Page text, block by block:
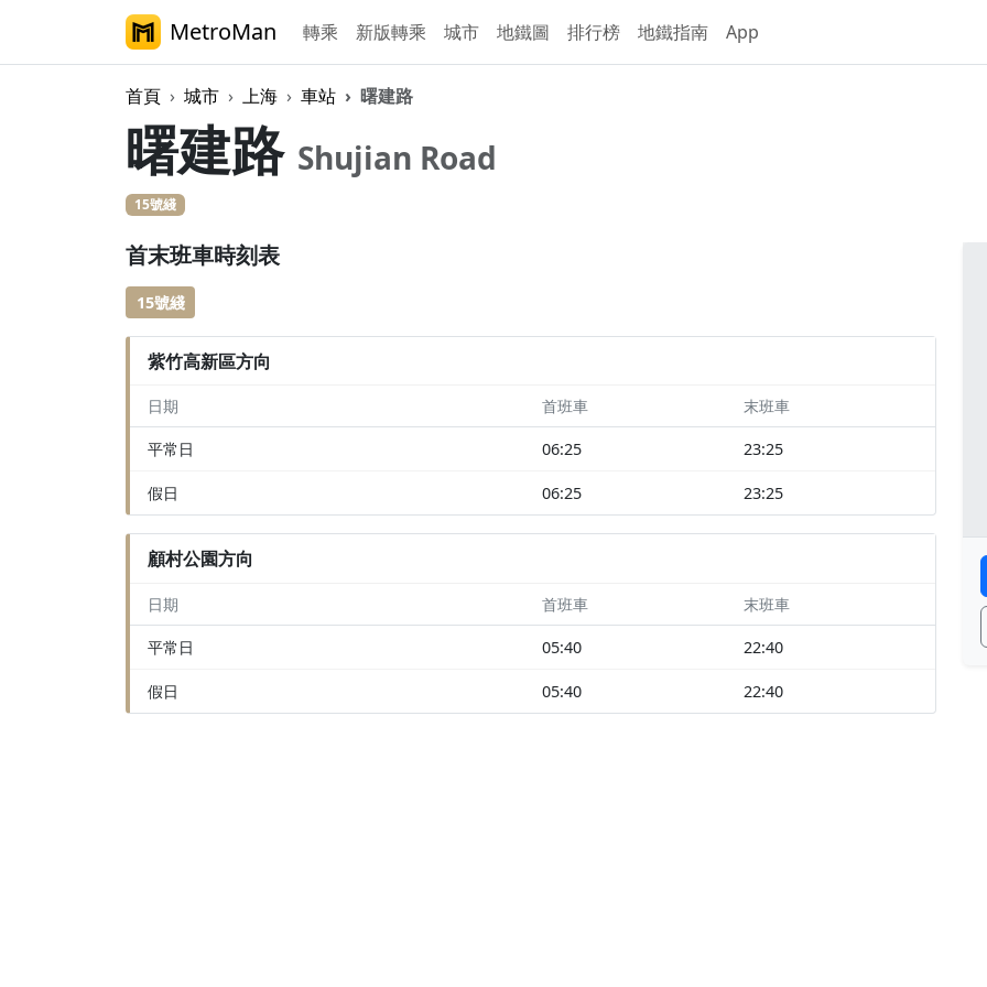
MetroMan 轉乘 新版轉乘 城市 地鐵圖 排行榜 地鐵指南 App
首頁 城市 上海 車站 曙建路
曙建路 Shujian Road
15號綫
首末班車時刻表
15號綫
紫竹高新區方向
日期 首班車 末班車
平常日 06:25 23:25
假日 06:25 23:25
顧村公園方向
日期 首班車 末班車
平常日 05:40 22:40
假日 05:40 22:40